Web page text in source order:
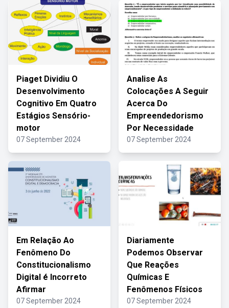
Piaget Dividiu O
Desenvolvimento
Cognitivo Em Quatro
Estágios Sensório-
motor
07 September 2024
Analise As
Colocações A Seguir
Acerca Do
Empreendedorismo
Por Necessidade
07 September 2024
Em Relação Ao
Fenômeno Do
Constitucionalismo
Digital é Incorreto
Afirmar
07 September 2024
Diariamente
Podemos Observar
Que Reações
Químicas E
Fenômenos Físicos
07 September 2024